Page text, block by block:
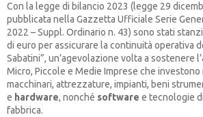
Con la legge di bilancio 2023 (legge 29
pubblicata nella Gazzetta Ufficiale Serie
2022 – Suppl. Ordinario n. 43) sono stati
di euro per assicurare la continuità operativa
Sabatini”, un’agevolazione volta a sostenere
Micro, Piccole e Medie Imprese che investono
macchinari, attrezzature, impianti, beni
e hardware, nonché software e tecnologie
fabbrica.